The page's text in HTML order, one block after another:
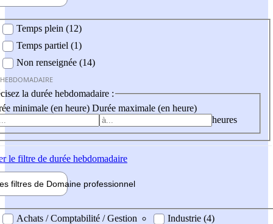
Temps plein (12)
Temps partiel (1)
Non renseignée (14)
la durée hebdomadaire :
minimale (en heure) Durée maximale (en heure)
heures
le filtre de durée hebdomadaire
filtres de Domaine professionnel
professionel
Achats / Comptabilité / Gestion
Industrie (4)